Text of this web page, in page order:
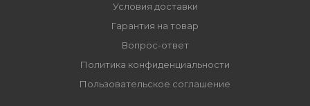
Условия доставки
Гарантия на товар
Вопрос-ответ
Политика конфиденциальности
Пользовательское соглашение